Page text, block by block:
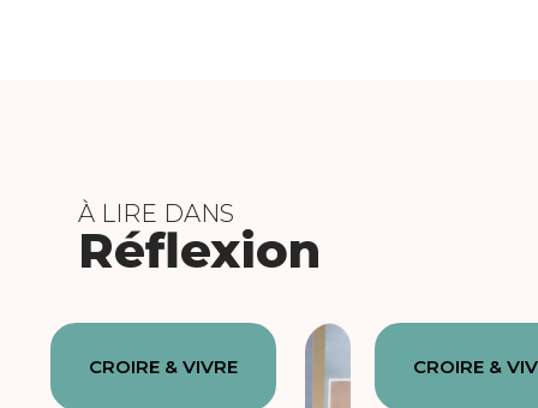
À LIRE DANS
Réflexion
CROIRE & VIVRE CROIRE &